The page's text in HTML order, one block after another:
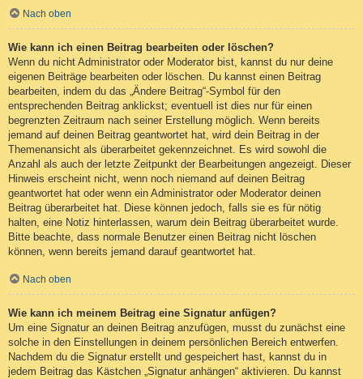
Nach oben
Wie kann ich einen Beitrag bearbeiten oder löschen?
Wenn du nicht Administrator oder Moderator bist, kannst du nur deine
eigenen Beiträge bearbeiten oder löschen. Du kannst einen Beitrag
bearbeiten, indem du das „Ändere Beitrag“-Symbol für den
entsprechenden Beitrag anklickst; eventuell ist dies nur für einen
begrenzten Zeitraum nach seiner Erstellung möglich. Wenn bereits
jemand auf deinen Beitrag geantwortet hat, wird dein Beitrag in der
Themenansicht als überarbeitet gekennzeichnet. Es wird sowohl die
Anzahl als auch der letzte Zeitpunkt der Bearbeitungen angezeigt. Dieser
Hinweis erscheint nicht, wenn noch niemand auf deinen Beitrag
geantwortet hat oder wenn ein Administrator oder Moderator deinen
Beitrag überarbeitet hat. Diese können jedoch, falls sie es für nötig
halten, eine Notiz hinterlassen, warum dein Beitrag überarbeitet wurde.
Bitte beachte, dass normale Benutzer einen Beitrag nicht löschen
können, wenn bereits jemand darauf geantwortet hat.
Nach oben
Wie kann ich meinem Beitrag eine Signatur anfügen?
Um eine Signatur an deinen Beitrag anzufügen, musst du zunächst eine
solche in den Einstellungen in deinem persönlichen Bereich entwerfen.
Nachdem du die Signatur erstellt und gespeichert hast, kannst du in
jedem Beitrag das Kästchen „Signatur anhängen“ aktivieren. Du kannst